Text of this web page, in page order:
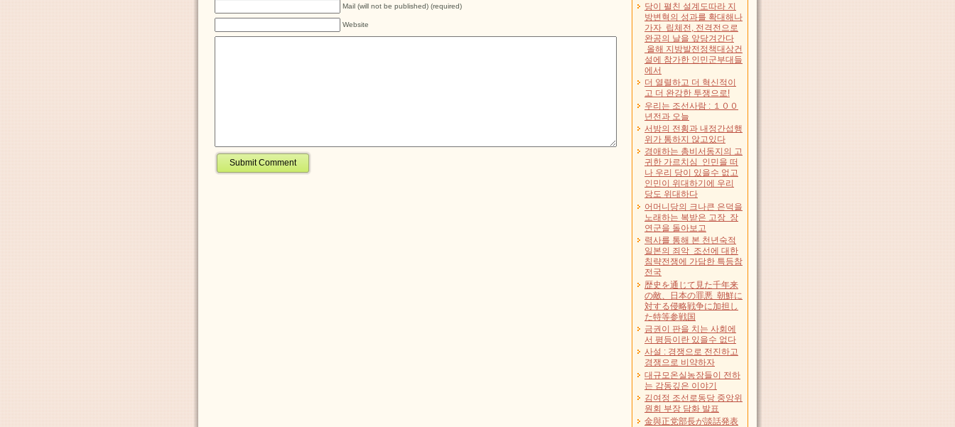
Mail (will not be published) (required)
Website
당이 펼친 설계도따라 지
방변혁의 성과를 확대해나
가자 립체전, 전격전으로
완공의 날을 앞당겨간다
올해 지방발전정책대상건
설에 참가한 인민군부대들
에서
더 열렬하고 더 혁신적이
고 더 완강한 투쟁으로!
우리는 조선사람 : １００
년전과 오늘
서방의 전횡과 내정간섭행
위가 통하지 않고있다
경애하는 총비서동지의 고
귀한 가르치심 인민을 떠
나 우리 당이 있을수 없고
인민이 위대하기에 우리
당도 위대하다
어머니당의 크나큰 은덕을
노래하는 복받은 고장 장
연군을 돌아보고
력사를 통해 본 천년숙적
일본의 죄악 조선에 대한
침략전쟁에 가담한 특등참
전국
歴史を通じて見た千年来
の敵、日本の罪悪 朝鮮に
対する侵略戦争に加担し
た特等参戦国
금권이 판을 치는 사회에
서 평등이란 있을수 없다
사설 : 경쟁으로 전진하고
경쟁으로 비약하자
대규모온실농장들이 전하
는 감동깊은 이야기
김여정 조선로동당 중앙위
원회 부장 담화 발표
金與正党部長が談話発表